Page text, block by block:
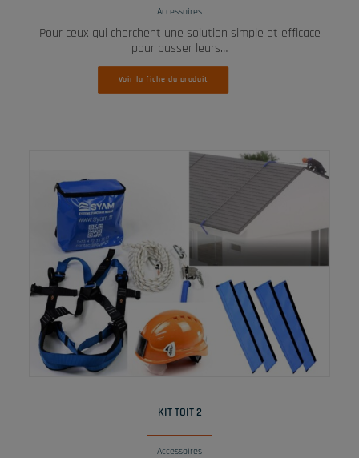
Accessoires
Pour ceux qui cherchent une solution simple et efficace
pour passer leurs…
Voir la fiche du produit
KIT TOIT 2
Accessoires